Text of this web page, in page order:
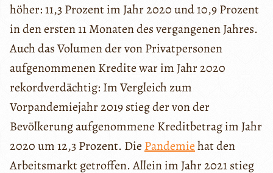
höher: 11,3 Prozent im Jahr 2020 und 10,9 Prozent
in den ersten 11 Monaten des vergangenen Jahres.
Auch das Volumen der von Privatpersonen
aufgenommenen Kredite war im Jahr 2020
rekordverdächtig: Im Vergleich zum
Vorpandemiejahr 2019 stieg der von der
Bevölkerung aufgenommene Kreditbetrag im Jahr
2020 um 12,3 Prozent. Die Pandemiehat den
Arbeitsmarkt getroffen. Allein im Jahr 2021 stieg